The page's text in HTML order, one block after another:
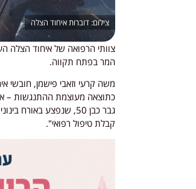
דוברות איחוד הצלה
צוותי הרפואה של איחוד הצלה
המר בפתח תקווה.
משה קרעי וזאבי פישמן, חובשי
כתוצאה מעוצמת ההתנגשות –
גבר כבן 50, שנפצע
קבלת טיפול רפואי".